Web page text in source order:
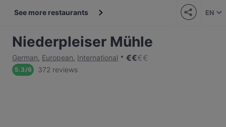
See more restaurants EN
Niederpleiser Mühle
German, European, International €€€€
5.3/6 372 reviews